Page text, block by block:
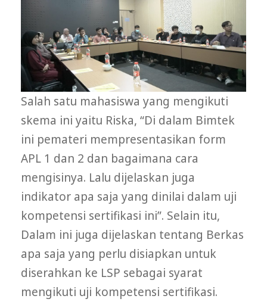
Salah satu mahasiswa yang mengikuti
skema ini yaitu Riska, “Di dalam Bimtek
ini pemateri mempresentasikan form
APL 1 dan 2 dan bagaimana cara
mengisinya. Lalu dijelaskan juga
indikator apa saja yang dinilai dalam uji
kompetensi sertifikasi ini”. Selain itu,
Dalam ini juga dijelaskan tentang Berkas
apa saja yang perlu disiapkan untuk
diserahkan ke LSP sebagai syarat
mengikuti uji kompetensi sertifikasi.